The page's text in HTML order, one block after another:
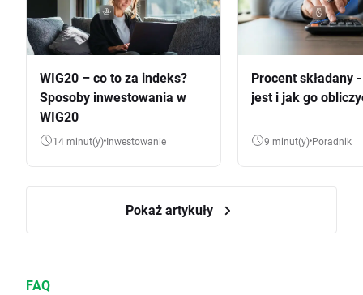
WIG20 – co to za indeks?
Sposoby inwestowania w
WIG20
14 minut(y) Inwestowanie
Procent składany
jest i jak go
9 minut(y) Poradnik
Pokaż artykuły
FAQ